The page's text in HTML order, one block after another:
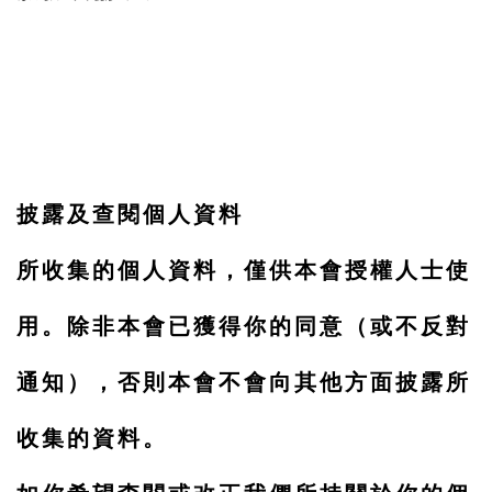
披露及查閱個人資料
所收集的個人資料，僅供本會授權人士使
用。除非本會已獲得你的同意（或不反對
通知），否則本會不會向其他方面披露所
收集的資料。